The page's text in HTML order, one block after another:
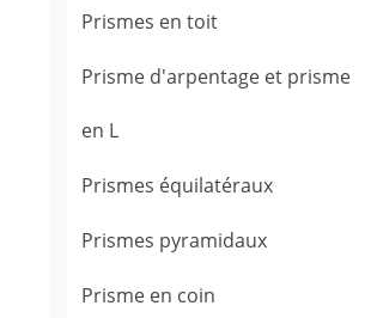
Prismes en toit
Prisme d'arpentage et prisme
en L
Prismes équilatéraux
Prismes pyramidaux
Prisme en coin